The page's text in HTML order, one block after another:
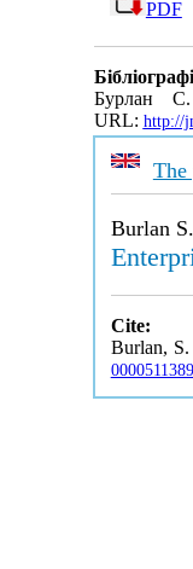
PDF
Бурлан
URL: http://
The
Burlan
Cite:
Burlan,
0000511389